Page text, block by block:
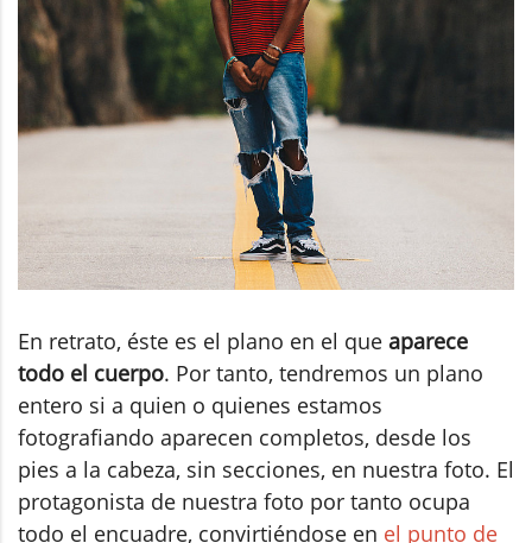
En retrato, éste es el plano en el que aparece
todo el cuerpo. Por tanto, tendremos un plano
entero si a quien o quienes estamos
fotografiando aparecen completos, desde los
pies a la cabeza, sin secciones, en nuestra foto. El
protagonista de nuestra foto por tanto ocupa
todo el encuadre, convirtiéndose en el punto de